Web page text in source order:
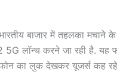
बाजार में तहलका मचाने
लॉन्च करने जा रही है. यह
का लुक देखकर यूजर्स कह